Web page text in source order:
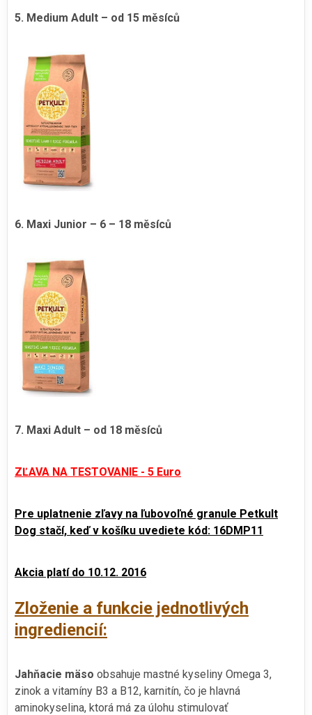
5. Medium Adult – od 15 měsíců
6. Maxi Junior – 6 – 18 měsíců
7. Maxi Adult – od 18 měsíců
ZĽAVA NA TESTOVANIE - 5 Euro
Pre uplatnenie zľavy na ľubovoľné granule Petkult
Dog stačí, keď v košíku uvediete kód: 16DMP11
Akcia platí do 10.12. 2016
Zloženie a funkcie jednotlivých
ingrediencií:
Jahňacie mäso obsahuje mastné kyseliny Omega 3,
zinok a vitamíny B3 a B12, karnitín, čo je hlavná
aminokyselina, ktorá má za úlohu stimulovať